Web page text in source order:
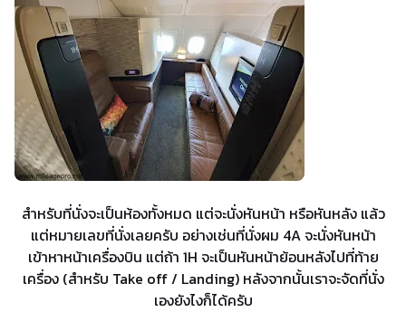
สำหรับที่นั่งจะเป็นห้องทั้งหมด แต่จะนั่งหันหน้า หรือหันหลัง แล้ว
แต่หมายเลขที่นั่งเลยครับ อย่างเช่นที่นั่งผม 4A จะนั่งหันหน้า
เข้าหาหน้าเครื่องบิน แต่ถ้า 1H จะเป็นหันหน้าย้อนหลังไปที่ท้าย
เครื่อง (สำหรับ Take off / Landing) หลังจากนั้นเราจะจัดที่นั่ง
เองยังไงก็ได้ครับ